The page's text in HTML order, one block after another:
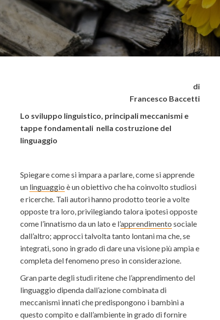
di
Francesco Baccetti
Lo sviluppo linguistico, principali meccanismi e
tappe fondamentali nella costruzione del
linguaggio
Spiegare come si impara a parlare, come si apprende
un linguaggio è un obiettivo che ha coinvolto studiosi
e ricerche. Tali autori hanno prodotto teorie a volte
opposte tra loro, privilegiando talora ipotesi opposte
come l’innatismo da un lato e l’apprendimento sociale
dall’altro; approcci talvolta tanto lontani ma che, se
integrati, sono in grado di dare una visione più ampia e
completa del fenomeno preso in considerazione.
Gran parte degli studi ritene che l’apprendimento del
linguaggio dipenda dall’azione combinata di
meccanismi innati che predispongono i bambini a
questo compito e dall’ambiente in grado di fornire